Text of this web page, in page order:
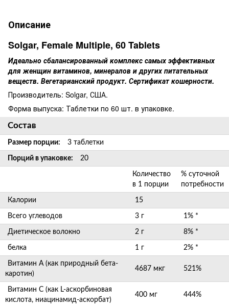
Описание
Solgar, Female Multiple, 60 Tablets
Идеально сбалансированный комплекс самых эффективных
для женщин витаминов, минералов и других питательных
веществ. Вегетарианский продукт. Сертификат кошерности.
Производитель: Solgar, США.
Форма выпуска: Таблетки по 60 шт. в упаковке.
Состав
Размер порции: 3 таблетки
Порций в упаковке: 20
Количество
в 1 порции
% суточной
потребности
Калории 15
Всего углеводов 3 г 1% *
Диетическое волокно 2 г 8% *
белка 1 г 2% *
Витамин А (как природный бета-
каротин)
4687 мкг 521%
Витамин C (как L-аскорбиновая
кислота, ниацинамид-аскорбат)
400 мг 444%